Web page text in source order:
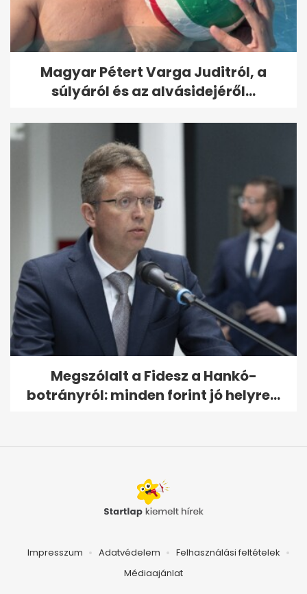
Magyar Pétert Varga Juditról, a
súlyáról és az alvásidejéről...
Megszólalt a Fidesz a Hankó-
botrányról: minden forint jó helyre...
Impresszum Adatvédelem
Felhasználási feltételek
Médiaajánlat